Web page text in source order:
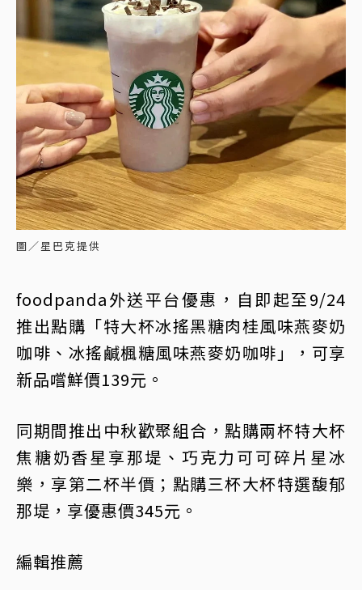
圖／星巴克提供
foodpanda外送平台優惠，自即起至9/24
推出點購「特大杯冰搖黑糖肉桂風味燕麥奶
咖啡、冰搖鹹楓糖風味燕麥奶咖啡」，可享
新品嚐鮮價139元。
同期間推出中秋歡聚組合，點購兩杯特大杯
焦糖奶香星享那堤、巧克力可可碎片星冰
樂，享第二杯半價；點購三杯大杯特選馥郁
那堤，享優惠價345元。
編輯推薦